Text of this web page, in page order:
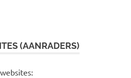
(AANRADERS)